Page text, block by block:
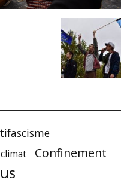
climat Confinement